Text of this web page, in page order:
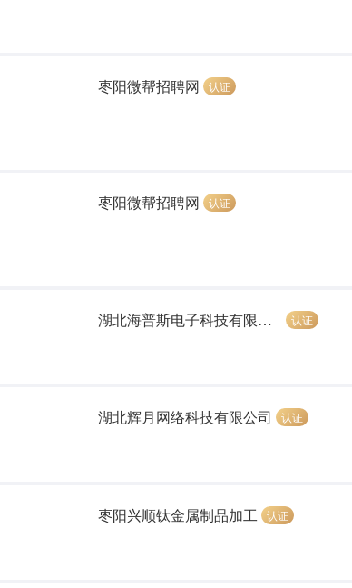
枣阳微帮招聘网 认证
枣阳微帮招聘网 认证
湖北海普斯电子科技有限公司 认证
湖北辉月网络科技有限公司 认证
枣阳兴顺钛金属制品加工 认证